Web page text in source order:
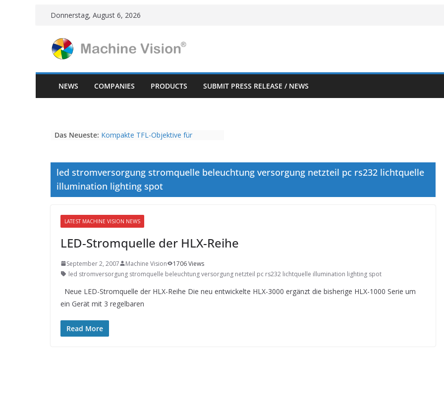
content
Donnerstag, August 6, 2026
NEWS COMPANIES PRODUCTS SUBMIT PRESS RELEASE / NEWS
Das Neueste: Kompakte TFL-Objektive für
Restpostenverkauf Fujinon HF-SA
Series, HF-12M Series, CF-HA Series
Vision Components präsentiert
kleinstes Embedded-Vision-System
INNOVATIONSKRAFT – AUS AVI
SYSTEMS WIRD EYYES
positioning of industrial cameras
led stromversorgung stromquelle beleuchtung versorgung netzteil pc rs232 lichtquelle
illumination lighting spot
LATEST MACHINE VISION NEWS
LED-Stromquelle der HLX-Reihe
September 2, 2007 Machine Vision
1706 Views
led stromversorgung stromquelle beleuchtung versorgung netzteil pc rs232 lichtquelle illumination lighting spot
Neue LED-Stromquelle der HLX-Reihe Die neu entwickelte HLX-3000 ergänzt die bisherige HLX-1000 Serie um
ein Gerät mit 3 regelbaren
Read More